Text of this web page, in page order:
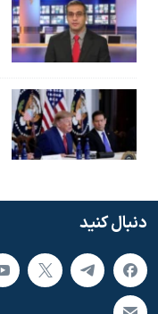
دنبال کنید